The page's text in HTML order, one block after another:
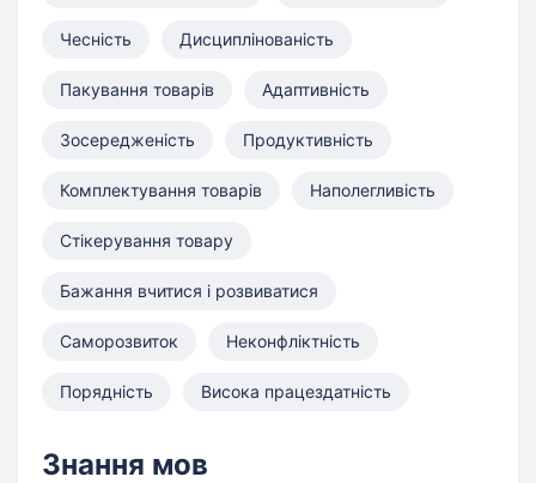
Чесність Дисциплінованість
Пакування товарів Адаптивність
Зосередженість Продуктивність
Комплектування товарів Наполегливість
Стікерування товару
Бажання вчитися і розвиватися
Саморозвиток Неконфліктність
Порядність Висока працездатність
Знання мов